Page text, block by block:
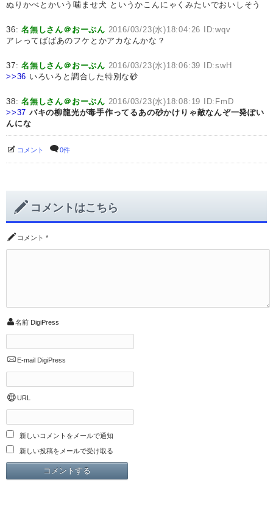
ぬりかべとかいう噛ませ犬 というかこんにゃくみたいでおいしそう
36:名無しさん＠おーぷん 2016/03/23(水)18:04:26 ID:wqv
アレってばばあのフケとかアカなんかな？
37:名無しさん＠おーぷん 2016/03/23(水)18:06:39 ID:swH
>>36 いろいろと調合した特別な砂
38:名無しさん＠おーぷん 2016/03/23(水)18:08:19 ID:FmD
>>37 バキの柳龍光が毒手作ってるあの砂かけりゃ敵なんぞ一発ぽい
んにな
コメント 0件
コメントはこちら
コメント *
名前 DigiPress
E-mail DigiPress
URL
新しいコメントをメールで通知
新しい投稿をメールで受け取る